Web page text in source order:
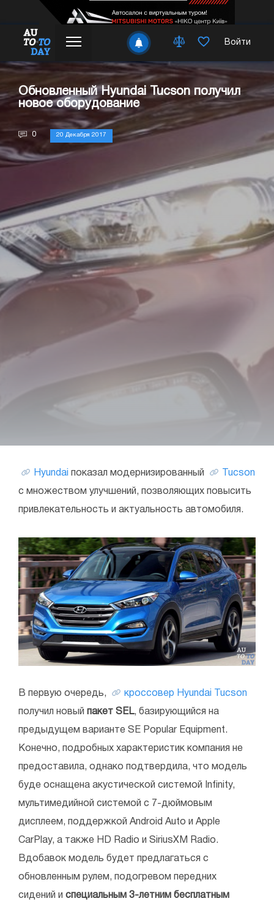
Войти
Обновленный Hyundai Tucson получил
новое оборудование
0 20 Декабря 2017
Hyundai показал модернизированный Tucson
с множеством улучшений, позволяющих повысить
привлекательность и актуальность автомобиля.
В первую очередь, кроссовер Hyundai Tucson
получил новый пакет SEL, базирующийся на
предыдущем варианте SE Popular Equipment.
Конечно, подробных характеристик компания не
предоставила, однако подтвердила, что модель
буде оснащена акустической системой Infinity,
мультимедийной системой с 7-дюймовым
дисплеем, поддержкой Android Auto и Apple
CarPlay, а также HD Radio и SiriusXM Radio.
Вдобавок модель будет предлагаться с
обновленным рулем, подогревом передних
сидений и специальным 3-летним бесплатным